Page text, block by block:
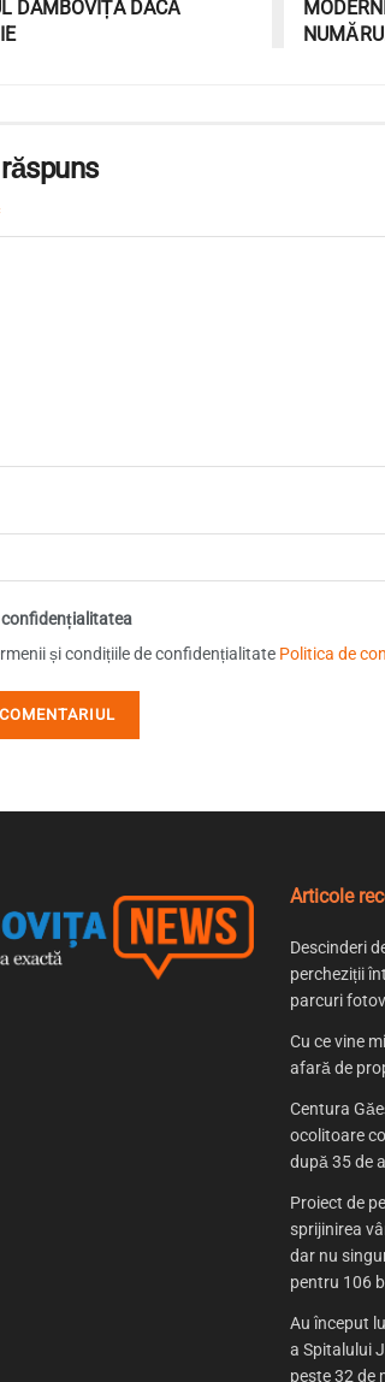
DÂMBOVIȚA DACĂ
și condițiile de confidențialitate Politica de
Articole
Descinderi
percheziții
parcuri
Cu ce vine
afară de
Centura
ocolitoare
după 35 de
Proiect de
sprijinirea
dar nu
pentru 106
Au început
a Spitalului
peste 32 de